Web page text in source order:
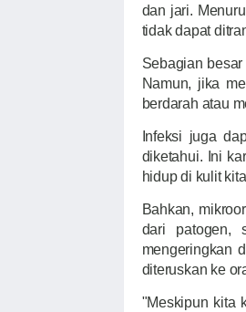
dan jari.
tidak dapat
Sebagian
Namun, jika
berdarah atau
Infeksi juga
diketahui. Ini
hidup di kulit
Bahkan,
dari patogen,
mengeringkan
diteruskan ke
"Meskipun kita